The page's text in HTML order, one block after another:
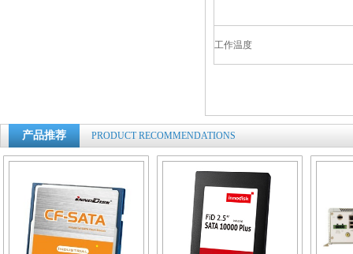
工作温度
产品推荐 PRODUCT RECOMMENDATIONS